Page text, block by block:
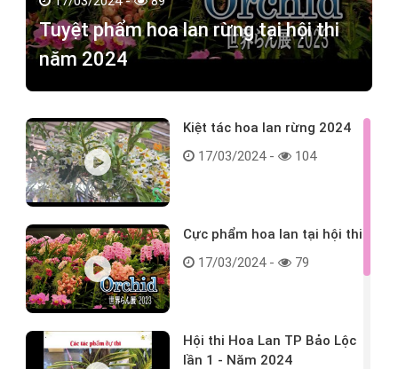
Tuyệt phẩm hoa lan rừng tại hội thi
năm 2024
Kiệt tác hoa lan rừng 2024
17/03/2024 -
104
Cực phẩm hoa lan tại hội thi
17/03/2024 -
79
Hội thi Hoa Lan TP Bảo Lộc
lần 1 - Năm 2024